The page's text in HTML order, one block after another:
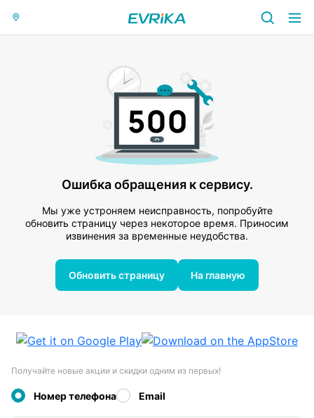
Ошибка обращения к сервису.
Мы уже устроняем неисправность, попробуйте
обновить страницу через некоторое время. Приносим
извинения за временные неудобства.
Обновить страницу На главную
Получайте новые акции и скидки одним из первых!
Номер телефона Email